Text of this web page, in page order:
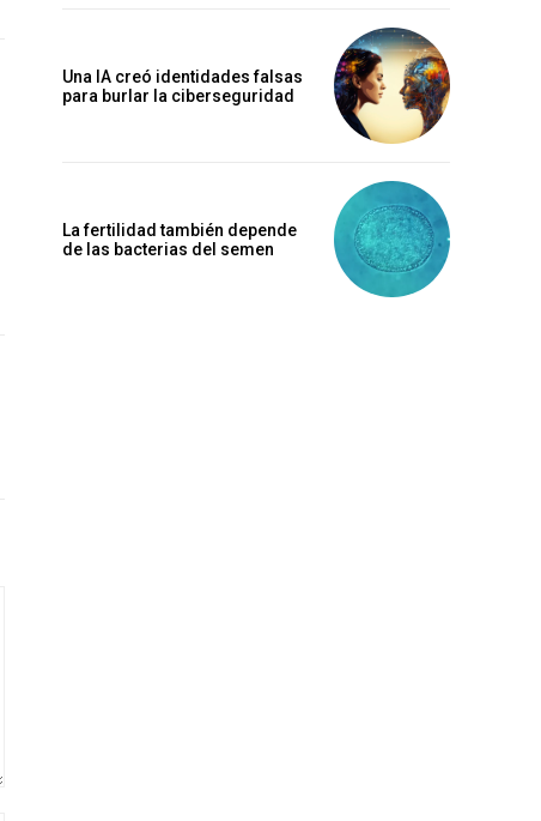
Una IA creó identidades falsas
para burlar la ciberseguridad
La fertilidad también depende
de las bacterias del semen